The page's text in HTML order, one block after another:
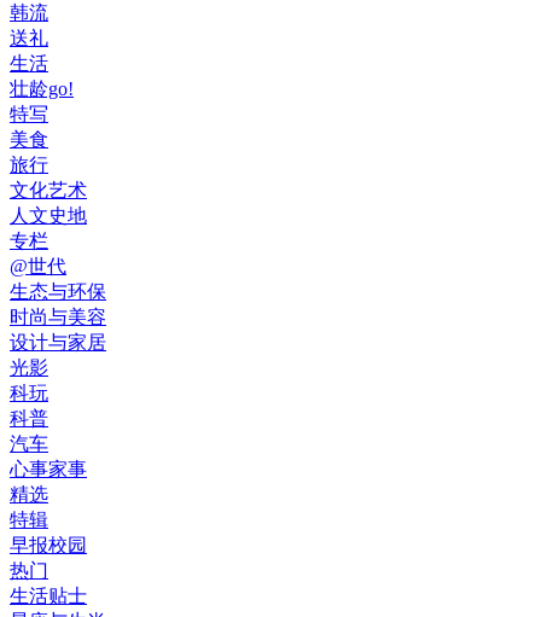
韩流
送礼
生活
壮龄go!
特写
美食
旅行
文化艺术
人文史地
专栏
@世代
生态与环保
时尚与美容
设计与家居
光影
科玩
科普
汽车
心事家事
精选
特辑
早报校园
热门
生活贴士